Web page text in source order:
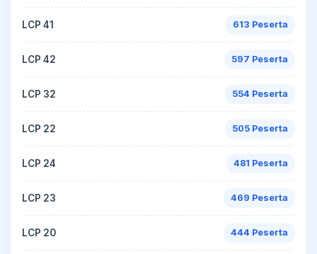
LCP 41 613 Peserta
LCP 42 597 Peserta
LCP 32 554 Peserta
LCP 22 505 Peserta
LCP 24 481 Peserta
LCP 23 469 Peserta
LCP 20 444 Peserta